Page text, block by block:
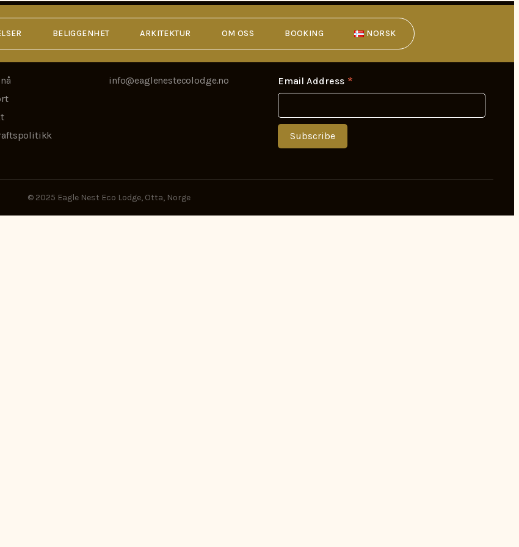
BELIGGENHET ARKITEKTUR OM OSS BOOKING NORSK
Kontaktinformasjon
info@eaglenestecolodge.no
Vårt nyhetsbrev
Email Address *
© 2025 Eagle Nest Eco Lodge, Otta, Norge